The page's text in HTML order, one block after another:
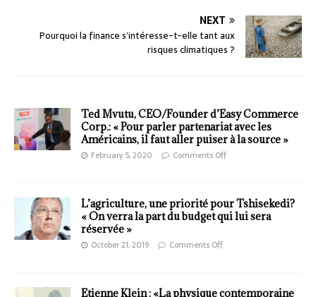
NEXT
Pourquoi la finance s’intéresse-t-elle tant aux
risques climatiques ?
Ted Mvutu, CEO/Founder d’Easy Commerce
Corp.: « Pour parler partenariat avec les
Américains, il faut aller puiser à la source »
February 5, 2020 Comments Off
L’agriculture, une priorité pour Tshisekedi?
« On verra la part du budget qui lui sera
réservée »
October 21, 2019 Comments Off
Etienne Klein : «La physique contemporaine